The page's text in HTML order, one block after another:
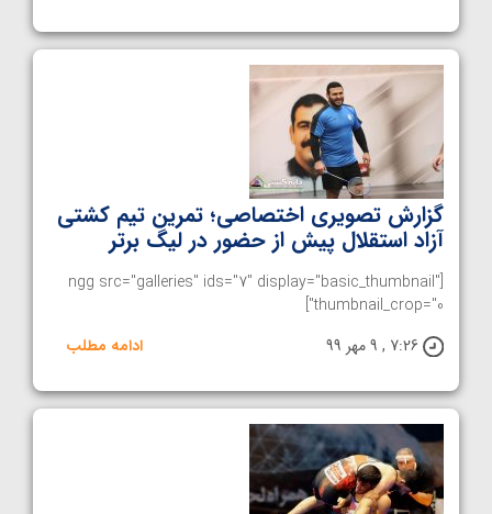
گزارش تصویری اختصاصی؛ تمرین تیم کشتی
آزاد استقلال پیش از حضور در لیگ برتر
[ngg src="galleries" ids="7" display="basic_thumbnail"
thumbnail_crop="0"]
7:26 , 9 مهر 99
ادامه مطلب